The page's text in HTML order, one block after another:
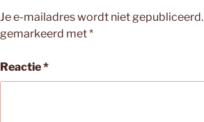
Je e-mailadres wordt niet gepubliceerd.
gemarkeerd met*
Reactie*